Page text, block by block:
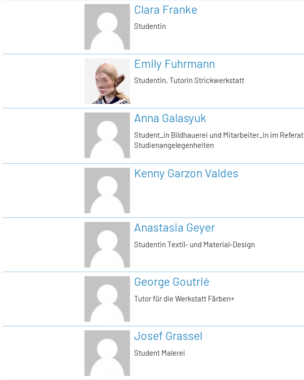
Clara Franke
Studentin
Emily Fuhrmann
Studentin, Tutorin Strickwerkstatt
Anna Galasyuk
Student_in Bildhauerei und Mitarbeiter_in im Referat
Studienangelegenheiten
Kenny Garzon Valdes
Anastasia Geyer
Studentin Textil- und Material-Design
George Goutrié
Tutor für die Werkstatt Färben+
Josef Grassel
Student Malerei